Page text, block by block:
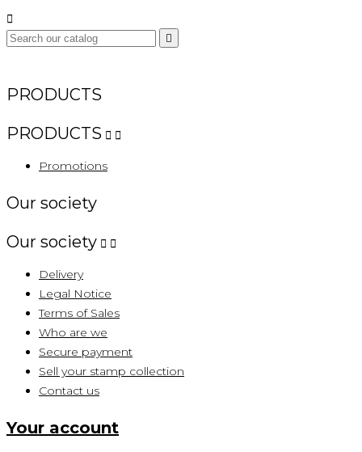


PRODUCTS
PRODUCTS  
Promotions
Our society
Our society  
Delivery
Legal Notice
Terms of Sales
Who are we
Secure payment
Sell ​​your stamp collection
Contact us
Your account